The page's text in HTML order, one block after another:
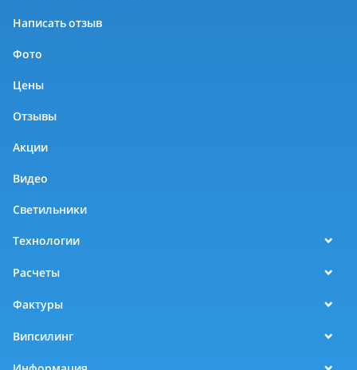
Написать отзыв
Фото
Цены
Отзывы
Акции
Видео
Светильники
Технологии
Расчеты
Фактуры
Випсилинг